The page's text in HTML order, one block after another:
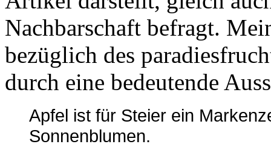
Nachbarschaft befragt.
bezüglich des
durch eine bedeutende
Apfel ist für Steier ein
Sonnenblumen.